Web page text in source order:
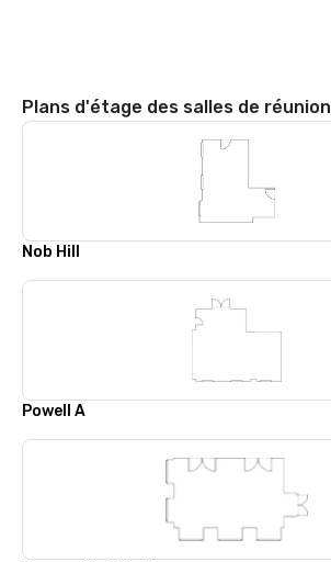
Plans d'étage des salles de réunion
Nob Hill
Powell A